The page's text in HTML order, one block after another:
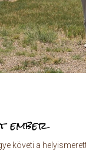
ember
követi a